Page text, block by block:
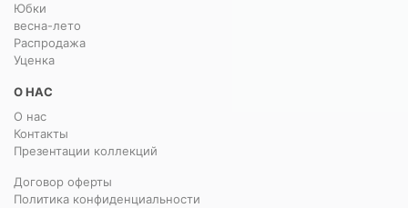
Юбки
весна-лето
Распродажа
Уценка
О НАС
О нас
Контакты
Презентации коллекций
Договор оферты
Политика конфиденциальности